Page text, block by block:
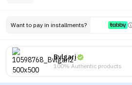
Want to pay in installments?
Bvlgari
100% Authentic products